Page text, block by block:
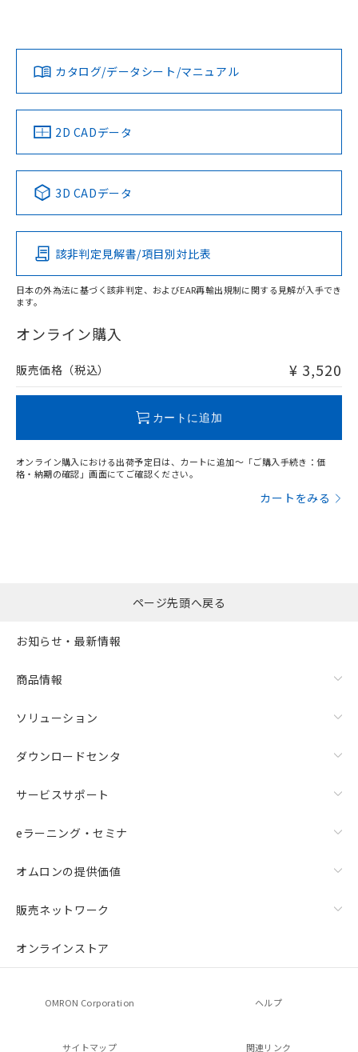
ダウンロードデータをご利用いただく前に、以下を必ずお読
みください。
ソフトウェアの使用条件
対応済み
中国 RoHS 注意事項・凡例
Pb Hg Cd Cr(VI)
O
在庫等で未対応品が混在する可能性があります。
問い合わせください。
カタログ/データシート/マニュアル
2D CADデータ
3D CADデータ
該非判定見解書/項目別対比表
日本の外為法に基づく該非判定、およびEAR再輸出規制に関する見解が入手でき
ます。
オンライン購入
販売価格（税込） ¥ 3,520
カートに追加
オンライン購入における出荷予定日は、カートに追加～「ご購入手続き：価
格・納期の確認」画面にてご確認ください。
カートをみる
ページ先頭へ戻る
お知らせ・最新情報
商品情報
ソリューション
ダウンロードセンタ
サービスサポート
eラーニング・セミナ
オムロンの提供価値
販売ネットワーク
オンラインストア
OMRON Corporation ヘルプ
サイトマップ 関連リンク